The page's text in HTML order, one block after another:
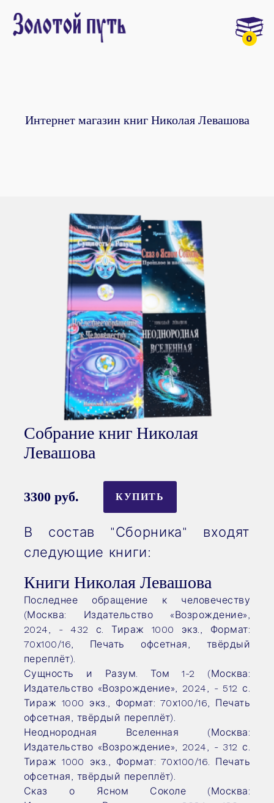
0
Интернет магазин книг Николая Левашова
Собрание книг Николая
Левашова
3300 руб. КУПИТЬ
В состав "Сборника" входят
следующие книги:
Книги Николая Левашова
Последнее обращение к человечеству
(Москва: Издательство «Возрождение»,
2024, - 432 с. Тираж 1000 экз., Формат:
70х100/16, Печать офсетная, твёрдый
переплёт).
Сущность и Разум. Том 1-2 (Москва:
Издательство «Возрождение», 2024, - 512 с.
Тираж 1000 экз., Формат: 70х100/16, Печать
офсетная, твёрдый переплёт).
Неоднородная Вселенная (Москва:
Издательство «Возрождение», 2024, - 312 с.
Тираж 1000 экз., Формат: 70х100/16. Печать
офсетная, твёрдый переплёт).
Сказ о Ясном Соколе (Москва: